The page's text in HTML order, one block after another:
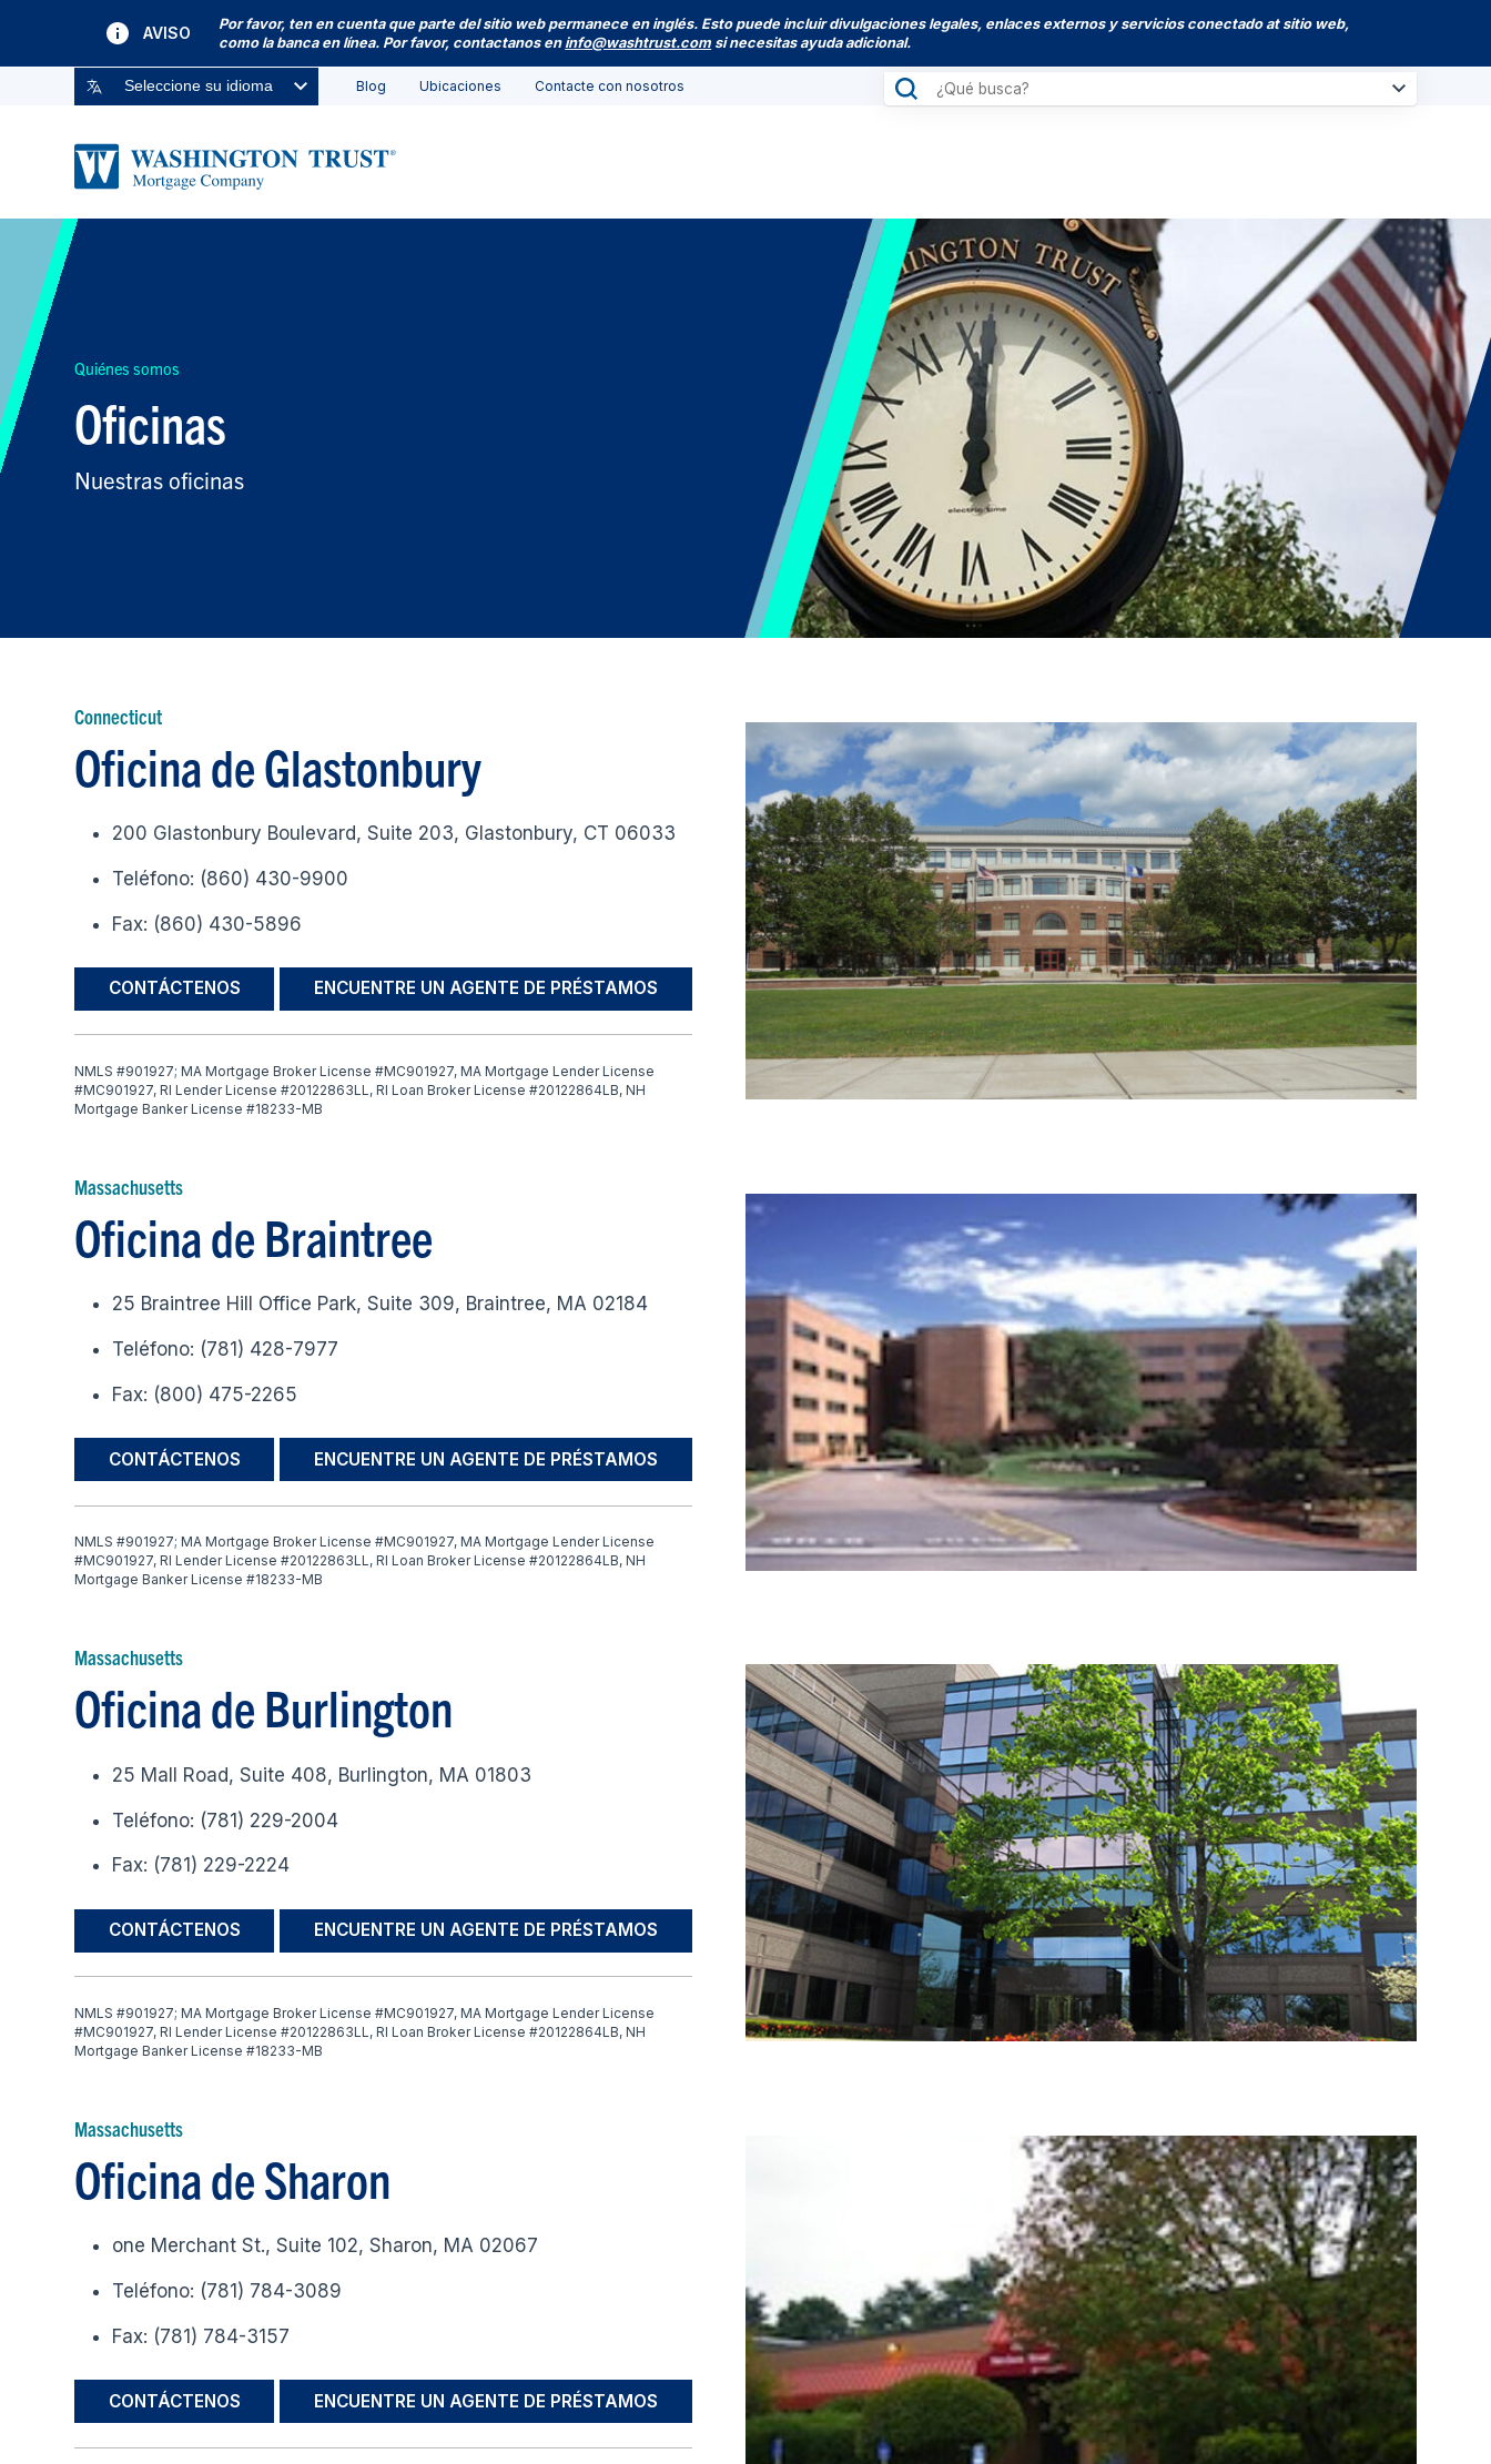
AVISO
Por favor, ten en cuenta que parte del sitio web permanece en inglés. Esto puede incluir divulgaciones legales, enlaces externos y servicios conectado at sitio web,
como la banca en línea. Por favor, contactanos en info@washtrust.com si necesitas ayuda adicional.
Seleccione su idioma Blog Ubicaciones Contacte con nosotros
Quiénes somos
Oficinas
Nuestras oficinas
Connecticut
Oficina de Glastonbury
200 Glastonbury Boulevard, Suite 203, Glastonbury, CT 06033
Teléfono: (860) 430-9900
Fax: (860) 430-5896
CONTÁCTENOS ENCUENTRE UN AGENTE DE PRÉSTAMOS
NMLS #901927; MA Mortgage Broker License #MC901927, MA Mortgage Lender License
#MC901927, RI Lender License #20122863LL, RI Loan Broker License #20122864LB, NH
Mortgage Banker License #18233-MB
Massachusetts
Oficina de Braintree
25 Braintree Hill Office Park, Suite 309, Braintree, MA 02184
Teléfono: (781) 428-7977
Fax: (800) 475-2265
CONTÁCTENOS ENCUENTRE UN AGENTE DE PRÉSTAMOS
NMLS #901927; MA Mortgage Broker License #MC901927, MA Mortgage Lender License
#MC901927, RI Lender License #20122863LL, RI Loan Broker License #20122864LB, NH
Mortgage Banker License #18233-MB
Massachusetts
Oficina de Burlington
25 Mall Road, Suite 408, Burlington, MA 01803
Teléfono: (781) 229-2004
Fax: (781) 229-2224
CONTÁCTENOS ENCUENTRE UN AGENTE DE PRÉSTAMOS
NMLS #901927; MA Mortgage Broker License #MC901927, MA Mortgage Lender License
#MC901927, RI Lender License #20122863LL, RI Loan Broker License #20122864LB, NH
Mortgage Banker License #18233-MB
Massachusetts
Oficina de Sharon
one Merchant St., Suite 102, Sharon, MA 02067
Teléfono: (781) 784-3089
Fax: (781) 784-3157
CONTÁCTENOS ENCUENTRE UN AGENTE DE PRÉSTAMOS